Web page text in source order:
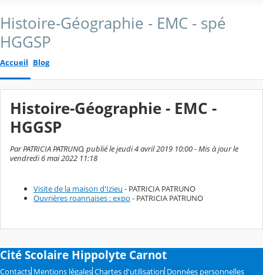
Histoire-Géographie - EMC - spé
HGGSP
Accueil Blog
Histoire-Géographie - EMC -
HGGSP
Par PATRICIA PATRUNO, publié le jeudi 4 avril 2019 10:00 - Mis à jour le
vendredi 6 mai 2022 11:18
Visite de la maison d'Izieu - PATRICIA PATRUNO
Ouvrières roannaises : expo - PATRICIA PATRUNO
Cité Scolaire Hippolyte Carnot
Contacts Mentions légales Chartes d'utilisation Données personnelles